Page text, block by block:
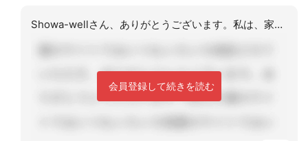
Showa-wellさん、ありがとうございます。私は、家族を大事にしたいし、仕事
会員登録して続きを読む